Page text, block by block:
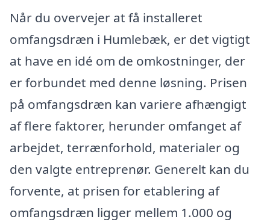
Når du overvejer at få installeret
omfangsdræn i Humlebæk, er det vigtigt
at have en idé om de omkostninger, der
er forbundet med denne løsning. Prisen
på omfangsdræn kan variere afhængigt
af flere faktorer, herunder omfanget af
arbejdet, terrænforhold, materialer og
den valgte entreprenør. Generelt kan du
forvente, at prisen for etablering af
omfangsdræn ligger mellem 1.000 og